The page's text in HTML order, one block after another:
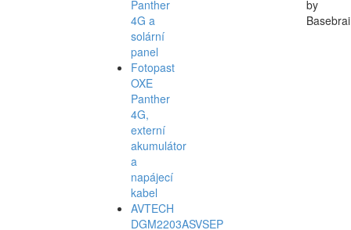
Panther
4G a
solární
panel
Fotopast
OXE
Panther
4G,
externí
akumulátor
a
napájecí
kabel
AVTECH
DGM2203ASVSEP
by